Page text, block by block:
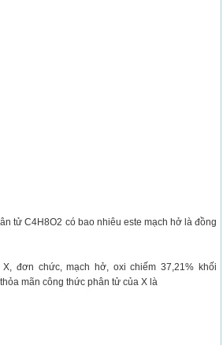
tử C4H8O2 có bao nhiêu este mạch hở là đồng
đơn chức, mạch hở, oxi chiếm 37,21% khối
mãn công thức phân tử của X là